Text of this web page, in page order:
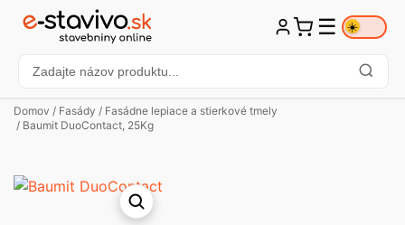
☰ ☀️
Domov / Fasády / Fasádne lepiace a stierkové tmely
/ Baumit DuoContact, 25Kg